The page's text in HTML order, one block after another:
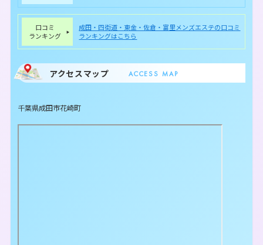
口コミ
ランキング
成田・四街道・東金・佐倉・富里メンズエステの口コミ
ランキングはこちら
アクセスマップ ACCESS MAP
千葉県成田市花崎町